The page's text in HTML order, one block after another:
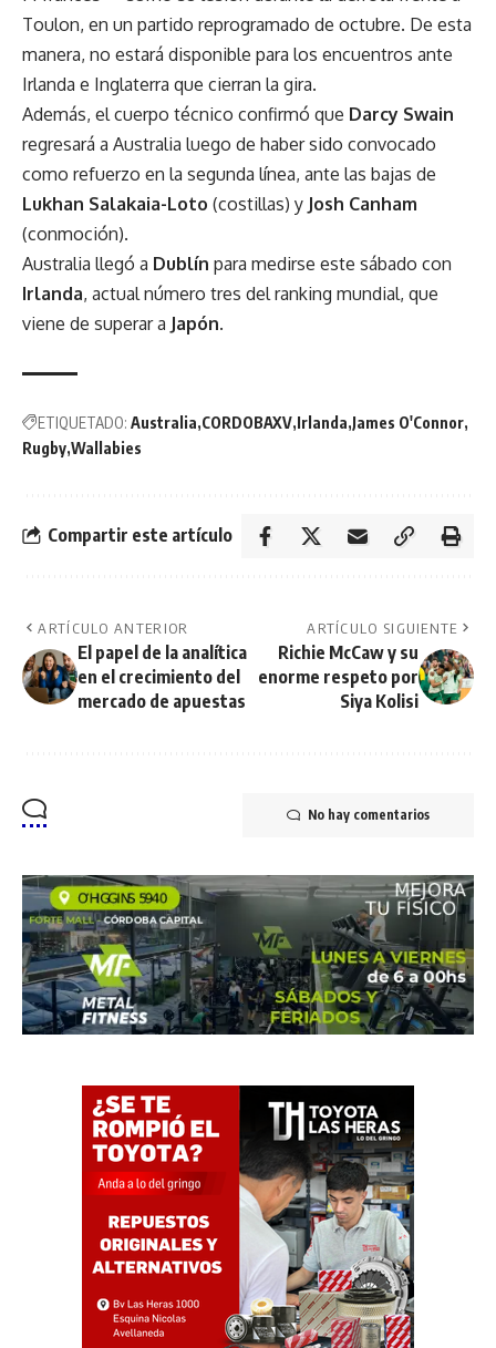
Toulon, en un partido reprogramado de octubre. De esta
manera, no estará disponible para los encuentros ante
Irlanda e Inglaterra que cierran la gira.
Además, el cuerpo técnico confirmó que Darcy Swain
regresará a Australia luego de haber sido convocado
como refuerzo en la segunda línea, ante las bajas de
Lukhan Salakaia-Loto (costillas) y Josh Canham
(conmoción).
Australia llegó a Dublín para medirse este sábado con
Irlanda, actual número tres del ranking mundial, que
viene de superar a Japón.
ETIQUETADO: Australia CORDOBAXV Irlanda James O'Connor
Rugby Wallabies
Compartir este artículo
ARTÍCULO ANTERIOR
El papel de la analítica
en el crecimiento del
mercado de apuestas
ARTÍCULO SIGUIENTE
Richie McCaw y su
enorme respeto por
Siya Kolisi
No hay comentarios